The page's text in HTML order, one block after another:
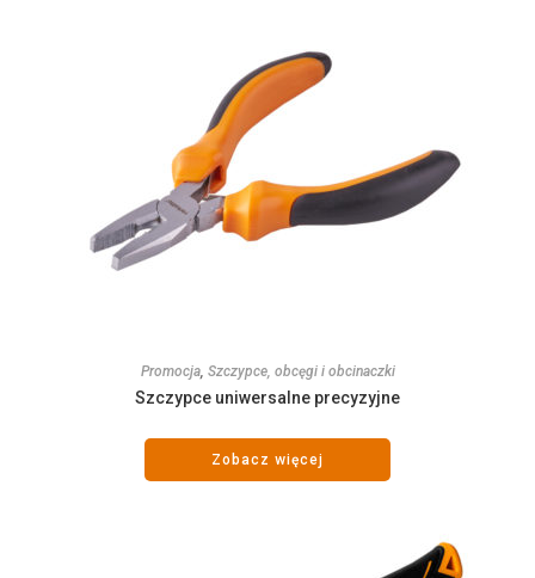
Promocja, Szczypce, obcęgi i obcinaczki
Szczypce uniwersalne precyzyjne
Zobacz więcej